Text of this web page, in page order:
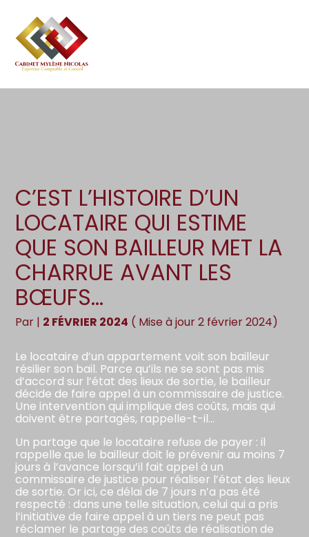
Aller
au
contenu
Création d’entreprise
Gestion au quotidien
Gestion
Compta
C’EST L’HISTOIRE D’UN
LOCATAIRE QUI ESTIME
QUE SON BAILLEUR MET LA
CHARRUE AVANT LES
BŒUFS…
Par | 2 FÉVRIER 2024 ( Mise à jour 2 février 2024)
Le locataire d’un appartement voit son bailleur
résilier son bail. Parce qu’ils ne se sont pas mis
d’accord sur l’état des lieux de sortie, le bailleur
décide de faire appel à un commissaire de justice.
Une intervention qui implique des coûts, mais qui
doivent être partagés, rappelle-t-il…
Un partage que le locataire refuse de payer : il
rappelle que le bailleur doit le prévenir au moins 7
jours à l’avance lorsqu’il fait appel à un
commissaire de justice pour réaliser l’état des lieux
de sortie. Or ici, ce délai de 7 jours n’a pas été
respecté : dans une telle situation, celui qui a pris
l’initiative de faire appel à un tiers ne peut pas
réclamer le partage des coûts de réalisation de